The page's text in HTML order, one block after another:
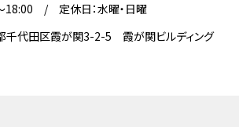
18:00 / 定休日：水曜・日曜
千代田区霞が関3-2-5 霞が関ビルディング